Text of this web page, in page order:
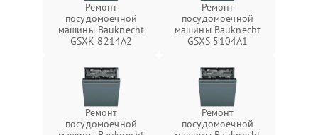
Ремонт
посудомоечной
машины Bauknecht
GSXK 8214A2
Ремонт
посудомоечной
машины Bauknecht
GSXS 5104A1
Ремонт
посудомоечной
Ремонт
посудомоечной